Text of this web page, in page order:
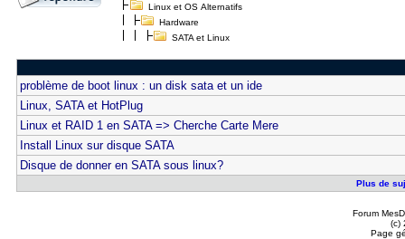
Linux et OS Alternatifs
Hardware
SATA et Linux
problème de boot linux : un disk sata et un ide
Linux, SATA et HotPlug
Linux et RAID 1 en SATA => Cherche Carte Mere
Install Linux sur disque SATA
Disque de donner en SATA sous linux?
Plus de
Forum
(c)
Page